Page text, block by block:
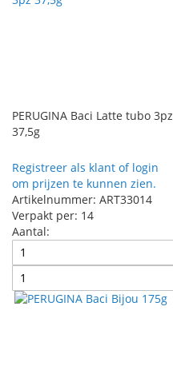
PERUGINA Baci Latte tubo 3pz
37,5g
Registreer als klant of login
om prijzen te kunnen zien.
Artikelnummer: ART33014
Verpakt per: 14
Aantal: